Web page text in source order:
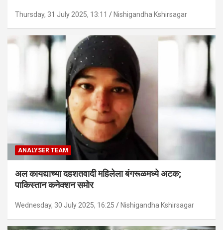
Thursday, 31 July 2025, 13:11 Nishigandha Kshirsagar
ANALYSER TEAM
अल कायद्याच्या दहशतवादी महिलेला बंगरूळमध्ये अटक;
पाकिस्तान कनेक्शन समोर
Wednesday, 30 July 2025, 16:25 Nishigandha Kshirsagar